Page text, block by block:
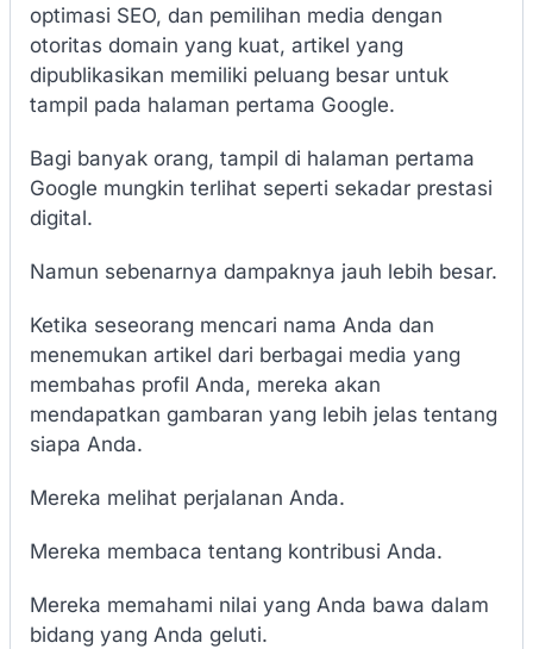
optimasi SEO, dan pemilihan media dengan
otoritas domain yang kuat, artikel yang
dipublikasikan memiliki peluang besar untuk
tampil pada halaman pertama Google.
Bagi banyak orang, tampil di halaman pertama
Google mungkin terlihat seperti sekadar prestasi
digital.
Namun sebenarnya dampaknya jauh lebih besar.
Ketika seseorang mencari nama Anda dan
menemukan artikel dari berbagai media yang
membahas profil Anda, mereka akan
mendapatkan gambaran yang lebih jelas tentang
siapa Anda.
Mereka melihat perjalanan Anda.
Mereka membaca tentang kontribusi Anda.
Mereka memahami nilai yang Anda bawa dalam
bidang yang Anda geluti.